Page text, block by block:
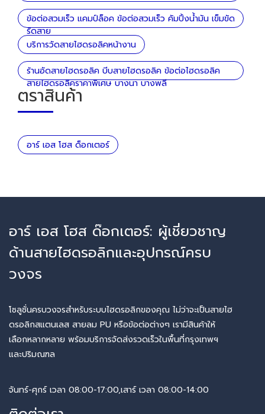
ข้อต่อสวมเร็ว แคมป์ล็อค ข้อต่อสวมเร็ว คัมปิ้งน้ำมัน เข็มขัด
รัดสาย
บริการวัดสายไฮดรอลิคหน้างาน
ร้านอัดสายไฮดรอลิค บีบสายไฮดรอลิค ข้อต่อไฮดรอลิค
สายไฮดรอลิคราคาพิเศษ บางนา บางพลี
ตราสินค้า
อาร์ เอส โฮส ด็อกเตอร์
อาร์ เอส โฮส ด๊อกเตอร์: ผู้เชี่ยวชาญ
ด้านสายไฮดรอลิกและอุปกรณ์ครบ
วงจร
โซลูชั่นครบวงจรสำหรับระบบไฮดรอลิกของคุณ ไม่ว่าจะเป็นสายไฮ
ดรอลิกสแตนเลส สายลม PU หรือข้อต่อต่างๆ เรามีสินค้าให้
เลือกหลากหลาย พร้อมบริการจัดส่งรวดเร็วในพื้นที่กรุงเทพฯ
และปริมณฑล
จันทร์-ศุกร์ เวลา 08:00-17:00,เสาร์ เวลา 08:00-14:00